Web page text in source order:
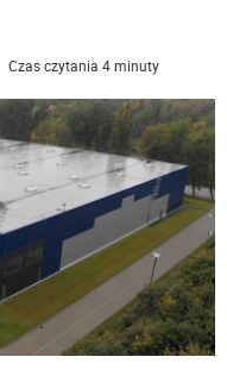
czytania 4 minuty